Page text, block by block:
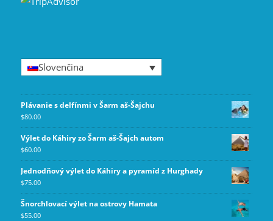
Slovenčina
Plávanie s delfínmi v Šarm aš-Šajchu
$80.00
Výlet do Káhiry zo Šarm aš-Šajch autom
$60.00
Jednodňový výlet do Káhiry a pyramíd z Hurghady
$75.00
Šnorchlovací výlet na ostrovy Hamata
$55.00